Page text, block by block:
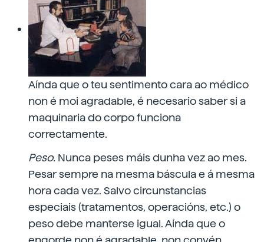
Aínda que o teu sentimento cara ao médico
non é moi agradable, é necesario saber si a
maquinaria do corpo funciona
correctamente.
Peso. Nunca peses máis dunha vez ao mes.
Pesar sempre na mesma báscula e á mesma
hora cada vez. Salvo circunstancias
especiais (tratamentos, operacións, etc.) o
peso debe manterse igual. Aínda que o